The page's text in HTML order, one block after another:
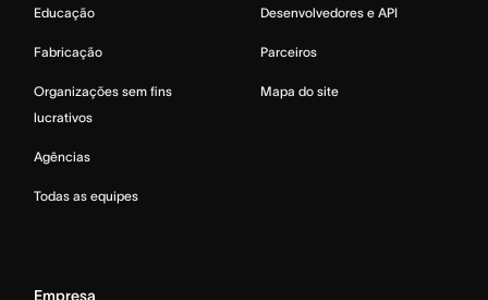
Educação
Fabricação
Organizações sem fins
lucrativos
Agências
Todas as equipes
Desenvolvedores e API
Parceiros
Mapa do site
Empresa